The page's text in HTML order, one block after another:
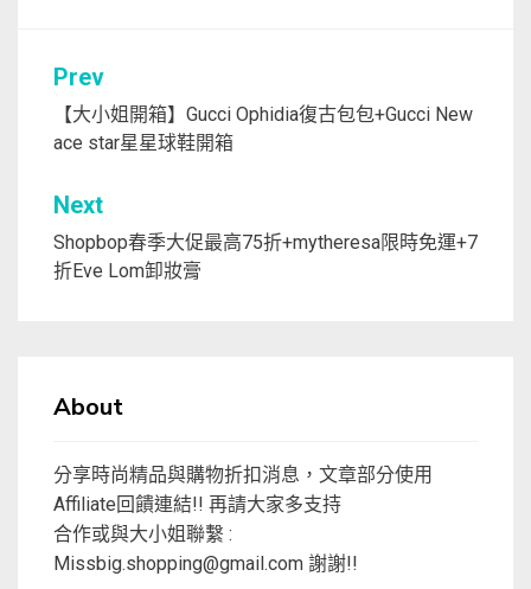
文
章
導
覽
Prev
【大小姐開箱】Gucci Ophidia復古包包+Gucci New
ace star星星球鞋開箱
Next
Shopbop春季大促最高75折+mytheresa限時免運+7
折Eve Lom卸妝膏
About
分享時尚精品與購物折扣消息，文章部分使用
Affiliate回饋連結!! 再請大家多支持
合作或與大小姐聯繫 :
Missbig.shopping@gmail.com 謝謝!!